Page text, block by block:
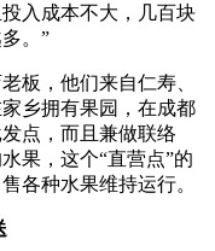
入成本不大，几百块
。”
板，他们来自仁寿、
乡拥有果园，在成都
点，而且兼做联络
果，这个“直营点”的
各种水果维持运行。